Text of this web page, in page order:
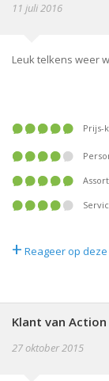
11 juli 2016
Leuk telkens weer
+ Reageer op
Klant van Action
27 oktober 2015